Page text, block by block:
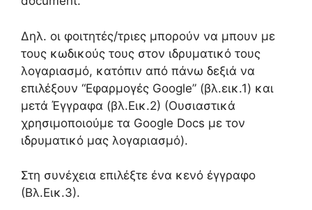
Δηλ. οι φοιτητές/τριες μπορούν να μπουν με
τους κωδικούς τους στον ιδρυματικό τους
λογαριασμό, κατόπιν από πάνω δεξιά να
επιλέξουν “Εφαρμογές Google” (βλ.εικ.1) και
μετά Έγγραφα (βλ.Εικ.2) (Ουσιαστικά
χρησιμοποιούμε τα Google Docs με τον
ιδρυματικό μας λογαριασμό).
Στη συνέχεια επιλέξτε ένα κενό έγγραφο
(Βλ.Εικ.3).